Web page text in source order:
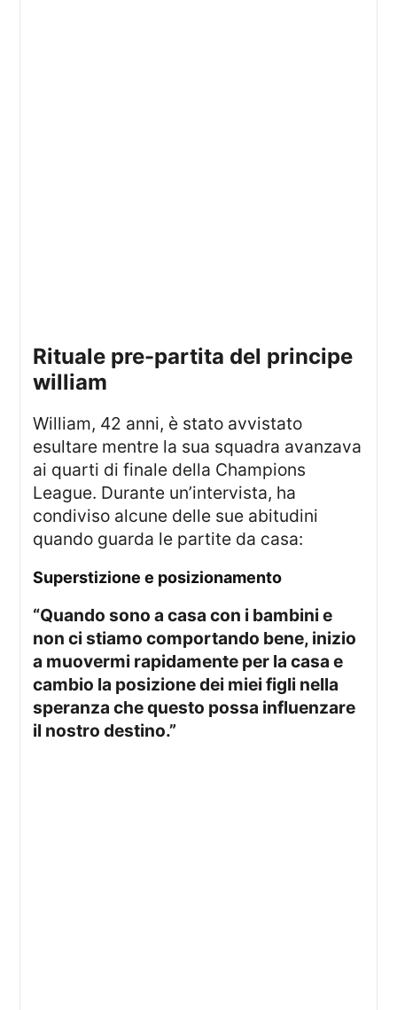
rituale pre-partita del principe
william
William, 42 anni, è stato avvistato
esultare mentre la sua squadra avanzava
ai quarti di finale della Champions
League. Durante un’intervista, ha
condiviso alcune delle sue abitudini
quando guarda le partite da casa:
superstizione e posizionamento
“Quando sono a casa con i bambini e
non ci stiamo comportando bene, inizio
a muovermi rapidamente per la casa e
cambio la posizione dei miei figli nella
speranza che questo possa influenzare
il nostro destino.”